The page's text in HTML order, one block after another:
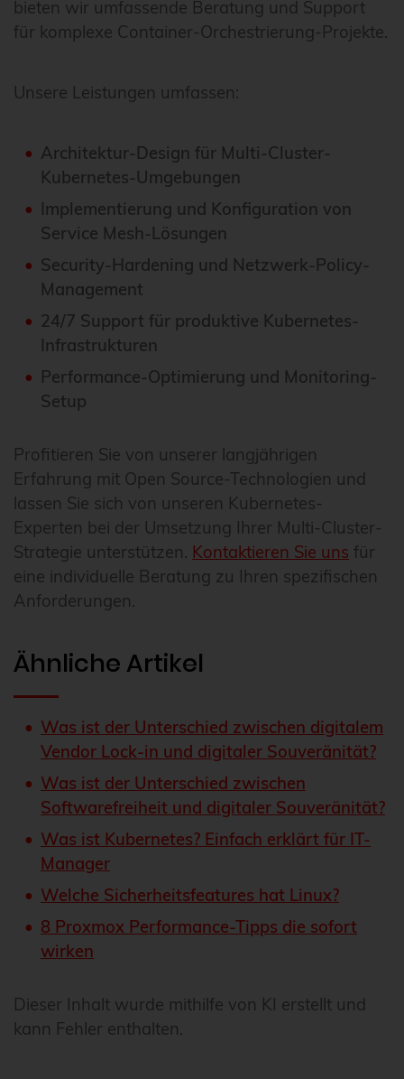
bieten wir umfassende Beratung und Support
für komplexe Container-Orchestrierung-Projekte.
Unsere Leistungen umfassen:
Architektur-Design für Multi-Cluster-
Kubernetes-Umgebungen
Implementierung und Konfiguration von
Service Mesh-Lösungen
Security-Hardening und Netzwerk-Policy-
Management
24/7 Support für produktive Kubernetes-
Infrastrukturen
Performance-Optimierung und Monitoring-
Setup
Profitieren Sie von unserer langjährigen
Erfahrung mit Open Source-Technologien und
lassen Sie sich von unseren Kubernetes-
Experten bei der Umsetzung Ihrer Multi-Cluster-
Strategie unterstützen. Kontaktieren Sie uns für
eine individuelle Beratung zu Ihren spezifischen
Anforderungen.
Ähnliche Artikel
Was ist der Unterschied zwischen digitalem
Vendor Lock-in und digitaler Souveränität?
Was ist der Unterschied zwischen
Softwarefreiheit und digitaler Souveränität?
Was ist Kubernetes? Einfach erklärt für IT-
Manager
Welche Sicherheitsfeatures hat Linux?
8 Proxmox Performance-Tipps die sofort
wirken
Dieser Inhalt wurde mithilfe von KI erstellt und
kann Fehler enthalten.